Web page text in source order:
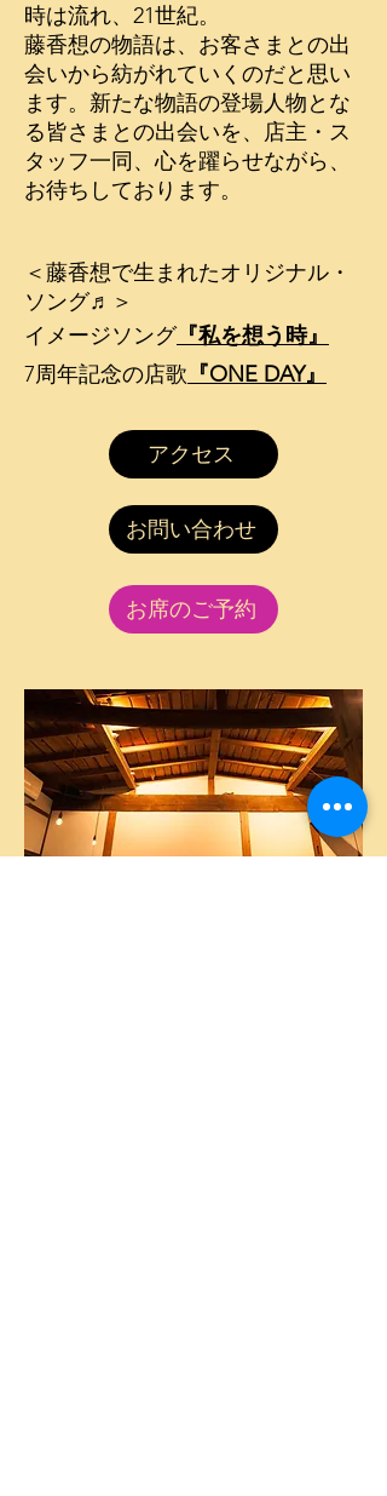
時は流れ、21世紀。​
藤香想の物語は、お客さまとの出
会いから紡がれていくのだと思い
ます。​ 新たな物語の登場人物とな
る皆さまとの出会いを、 店主・ス
タッフ一同、心を躍らせながら、
お待ちしております。
＜藤香想で生まれたオリジナル・
ソング♬＞
イメージソング『私を想う時』
7周年記念の店歌 『ONE DAY』
アクセス
お問い合わせ
お席のご予約